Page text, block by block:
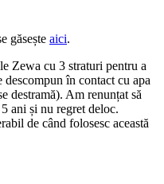
găsește aici.
Zewa cu 3 straturi pentru a
descompun în contact cu apa
destramă). Am renunțat să
ani și nu regret deloc.
de când folosesc această